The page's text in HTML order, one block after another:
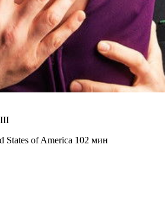
III
States of America 102 мин